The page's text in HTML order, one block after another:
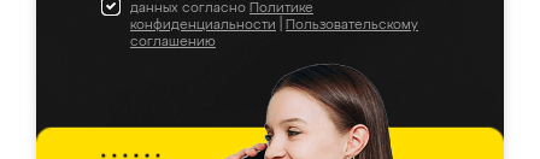
данных согласно Политике
конфиденциальности
Пользовательскому
соглашению